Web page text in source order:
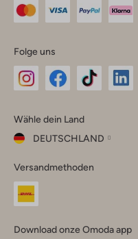
Folge uns
Instagram
Facebook
TikTok
Wähle dein Land
DEUTSCHLAND
dein
Land
Versandmethoden
Download onze Omoda app